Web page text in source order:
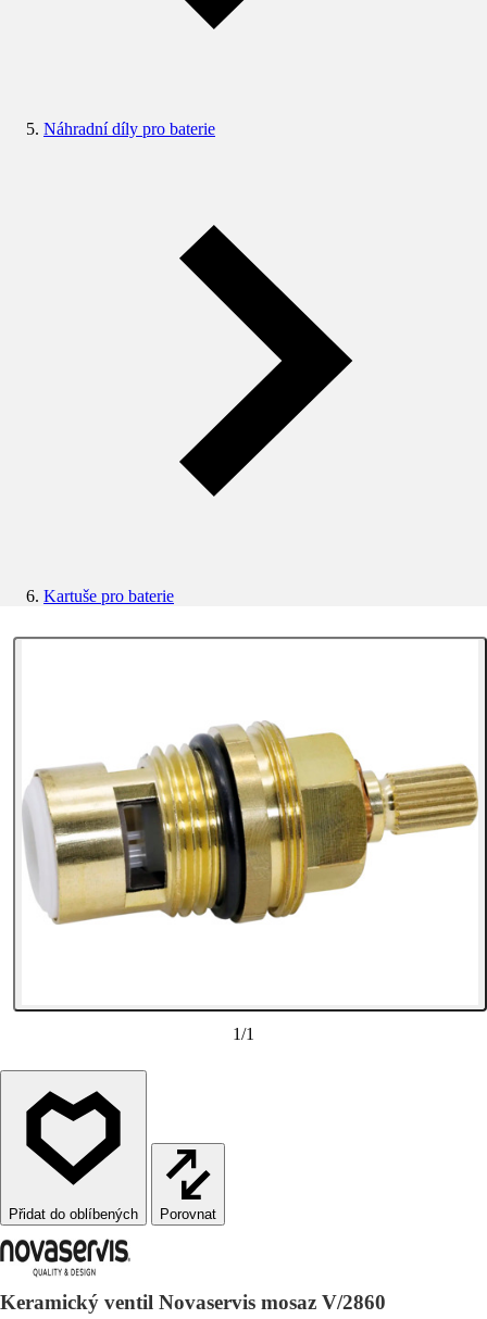
Náhradní díly pro baterie
Kartuše pro baterie
1/1
Porovnat
Keramický ventil Novaservis mosaz V/2860